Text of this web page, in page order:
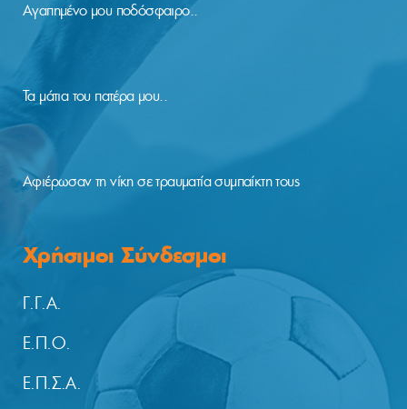
Αγαπημένο μου ποδόσφαιρο..
Τα μάτια του πατέρα μου..
Αφιέρωσαν τη νίκη σε τραυματία συμπαίκτη τους
Χρήσιμοι Σύνδεσμοι
Γ.Γ.Α.
Ε.Π.Ο.
Ε.Π.Σ.Α.